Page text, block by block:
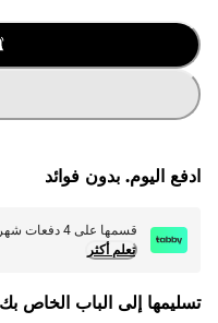
ادفع اليوم. بدون فوائد
قسمها على 4 دفعات شهرية بقيمة
تعلم أكثر
تسليمها إلى الباب الخاص